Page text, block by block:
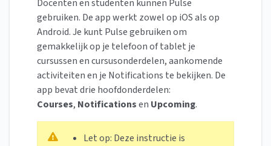
Docenten en studenten kunnen Pulse
gebruiken. De app werkt zowel op iOS als op
Android. Je kunt Pulse gebruiken om
gemakkelijk op je telefoon of tablet je
cursussen en cursusonderdelen, aankomende
activiteiten en je Notifications te bekijken. De
app bevat drie hoofdonderdelen:
Courses, Notificationsen Upcoming.
Let op: Deze instructie is